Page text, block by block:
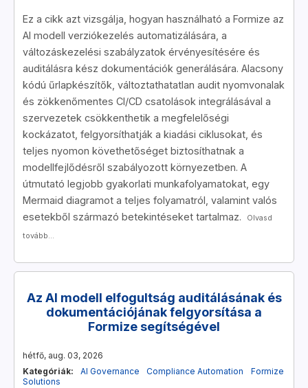
Ez a cikk azt vizsgálja, hogyan használható a Formize az
AI modell verziókezelés automatizálására, a
változáskezelési szabályzatok érvényesítésére és
auditálásra kész dokumentációk generálására. Alacsony
kódú űrlapkészítők, változtathatatlan audit nyomvonalak
és zökkenőmentes CI/CD csatolások integrálásával a
szervezetek csökkenthetik a megfelelőségi
kockázatot, felgyorsíthatják a kiadási ciklusokat, és
teljes nyomon követhetőséget biztosíthatnak a
modellfejlődésről szabályozott környezetben. A
útmutató legjobb gyakorlati munkafolyamatokat, egy
Mermaid diagramot a teljes folyamatról, valamint valós
esetekből származó betekintéseket tartalmaz.
Olvasd
tovább...
Az AI modell elfogultság auditálásának és
dokumentációjának felgyorsítása a
Formize segítségével
hétfő, aug. 03, 2026
Kategóriák:
AI Governance Compliance Automation
Formize
Solutions